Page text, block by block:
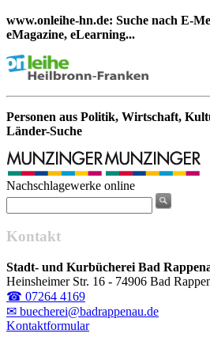
www.onleihe-hn.de: Suche nach E-
eMagazine, eLearning...
Personen aus Politik, Wirtschaft,
Länder-Suche
Nachschlagewerke online
Kontakt
Stadt- und Kurbücherei Bad
Heinsheimer Str. 16 - 74906 Bad
☎ 07264 4169
✉ buecherei@badrappenau.de
Kontaktformular